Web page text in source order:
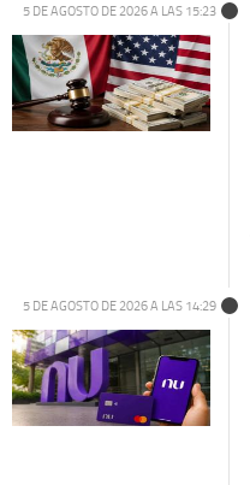
5 DE AGOSTO DE 2026 A LAS 15:23
5 DE AGOSTO DE 2026 A LAS 14:29